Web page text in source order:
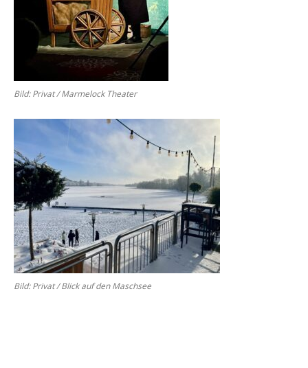
Bild: Pri­vat / Mar­me­lock Thea­ter
Bild: Pri­vat / Blick auf den Masch­see